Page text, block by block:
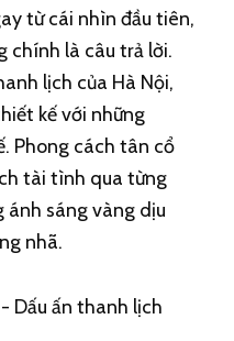
từ cái nhìn đầu tiên,
chính là câu trả lời.
lịch của Hà Nội,
kế với những
Phong cách tân cổ
tài tình qua từng
sáng vàng dịu
nhã.